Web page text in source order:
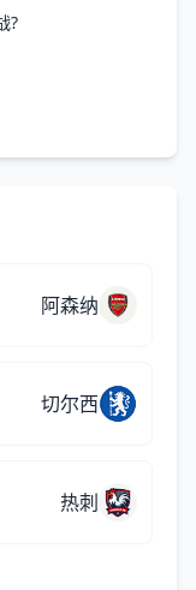
?
阿森纳
切尔西
热刺